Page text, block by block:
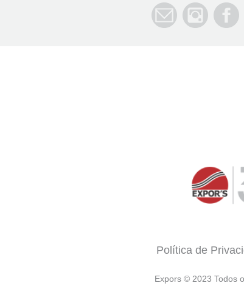
Política de
Expors © 2023 Todos